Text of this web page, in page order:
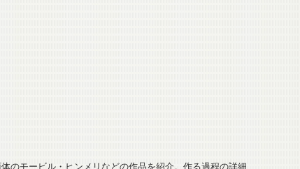
のモービル・ヒンメリなどの作品を紹介。作る過程の詳細